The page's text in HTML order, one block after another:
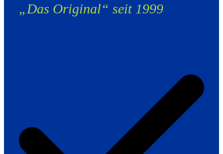
„Das Original“ seit 1999